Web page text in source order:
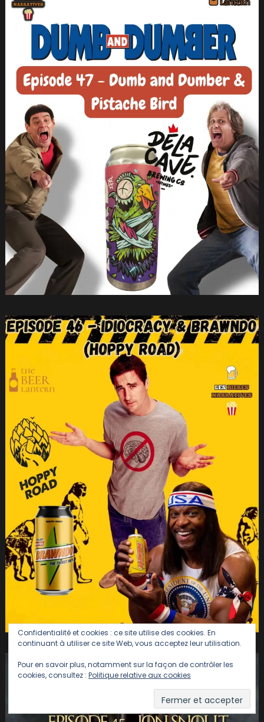
Confidentialité et cookies : ce site utilise des cookies. En
continuant à utiliser ce site Web, vous acceptez leur utilisation.
Pour en savoir plus, notamment sur la façon de contrôler les
cookies, consultez : Politique relative aux cookies